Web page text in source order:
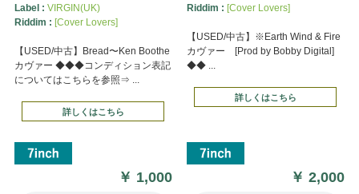
Label : VIRGIN(UK)
Riddim : [Cover Lovers]
【USED/中古】Bread〜Ken Boothe
カヴァー ◆◆◆コンディション表記
についてはこちらを参照⇒ ...
詳しくはこちら
￥ 1,000
Riddim : [Cover Lovers]
【USED/中古】※Earth Wind & Fire
カヴァー [Prod by Bobby Digital]
◆◆ ...
詳しくはこちら
￥2,000